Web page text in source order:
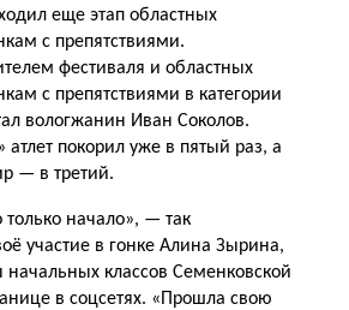
еще этап областных
с препятствиями.
фестиваля и областных
с препятствиями в категории
вологжанин Иван Соколов.
атлет покорил уже в пятый раз, а
— в третий.
начало», — так
участие в гонке Алина Зырина,
начальных классов Семенковской
в соцсетях. «Прошла свою